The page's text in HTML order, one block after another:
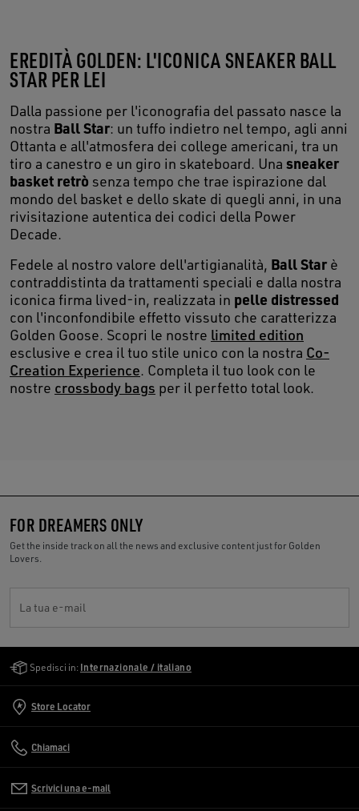
EREDITÀ GOLDEN: L'ICONICA SNEAKER BALL
STAR PER LEI
Dalla passione per l'iconografia del passato nasce la
nostra Ball Star: un tuffo indietro nel tempo, agli anni
Ottanta e all'atmosfera dei college americani, tra un
tiro a canestro e un giro in skateboard. Una sneaker
basket retrò senza tempo che trae ispirazione dal
mondo del basket e dello skate di quegli anni, in una
rivisitazione autentica dei codici della Power
Decade.
Fedele al nostro valore dell'artigianalità, Ball Star è
contraddistinta da trattamenti speciali e dalla nostra
iconica firma lived-in, realizzata in pelle distressed
con l'inconfondibile effetto vissuto che caratterizza
Golden Goose. Scopri le nostre limited edition
esclusive e crea il tuo stile unico con la nostra Co-
Creation Experience. Completa il tuo look con le
nostre crossbody bags per il perfetto total look.
FOR DREAMERS ONLY
Get the inside track on all the news and exclusive content just for Golden
Lovers.
La tua e-mail
Spedisci in: Internazionale / italiano
Store Locator
Chiamaci
Scrivici una e-mail